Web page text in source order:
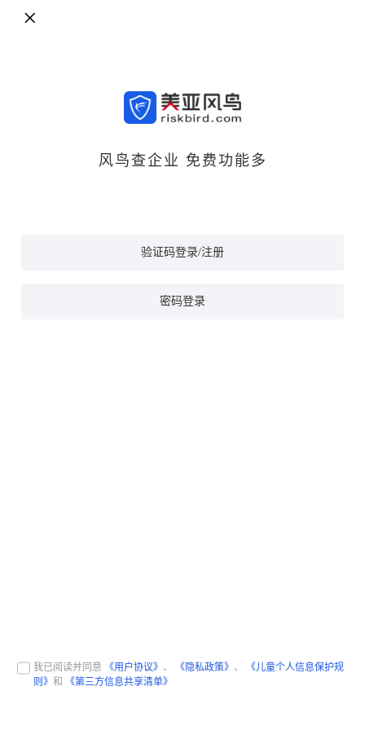
风鸟查企业 免费功能多
验证码登录/注册
密码登录
我已阅读并同意 《用户协议》 、 《隐私政策》 、
《儿童个人信息保护规
则》和 《第三方信息共享清单》